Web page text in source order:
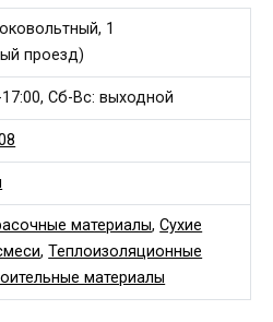
1
проезд)
17:00, Сб-Вс: выходной
материалы,Сухие
,Теплоизоляционные
материалы